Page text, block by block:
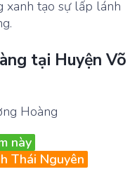
xanh tạo sự lấp lánh
tại Huyện Võ
này
Thái Nguyên